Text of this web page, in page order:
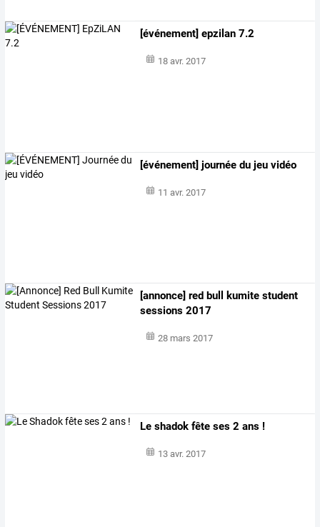
[événement] epzilan 7.2
18 avr. 2017
[événement] journée du jeu vidéo
11 avr. 2017
[annonce] red bull kumite student
sessions 2017
28 mars 2017
Le shadok fête ses 2 ans !
13 avr. 2017